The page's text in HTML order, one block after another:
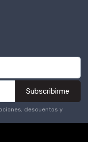
Subscribirme
descuentos y